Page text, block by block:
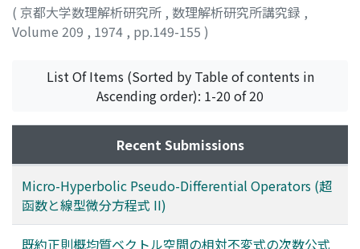
( 京都大学数理解析研究所 , 数理解析研究所講究録 ,
Volume 209 , 1974 , pp.149-155 )
List Of Items (Sorted by Table of contents in
Ascending order): 1-20 of 20
Recent Submissions
Micro-Hyperbolic Pseudo-Differential Operators (超
函数と線型微分方程式 II)
既約正則概均質ベクトル空間の相対不変式の次数公式